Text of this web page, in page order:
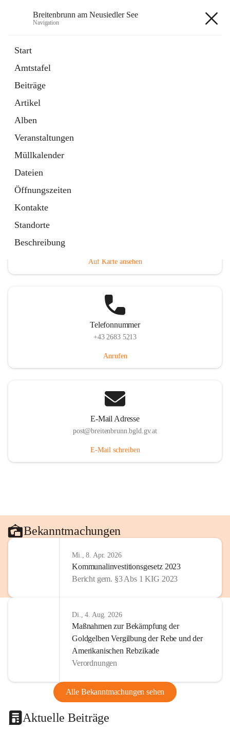
Breitenbrunn am Neusiedler See
Navigation
Start
Amtstafel
Beiträge
Artikel
Alben
Veranstaltungen
Müllkalender
Dateien
Öffnungszeiten
Kontakte
Standorte
Beschreibung
18 Schnellzugriffe
Gemeindeservice
Auf Karte ansehen
Telefonnummer
+43 2683 5213
Anrufen
E-Mail Adresse
post@breitenbrunn.bgld.gv.at
E-Mail schreiben
Bekanntmachungen
Mi., 8. Apr. 2026
Kommunalinvestitionsgesetz 2023
Bericht gem. §3 Abs 1 KIG 2023
Di., 4. Aug. 2026
Maßnahmen zur Bekämpfung der
Goldgelben Vergilbung der Rebe und der
Amerikanischen Rebzikade
Verordnungen
Alle Bekanntmachungen sehen
Aktuelle Beiträge